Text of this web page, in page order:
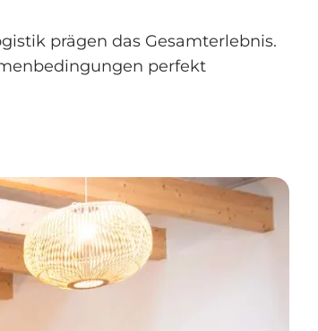
prägen das Gesamterlebnis.
perfekt